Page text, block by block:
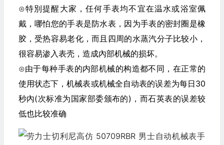
⊙特別提醒大家，任何手表均不宜在温水或浴室佩
戴，哪怕您的手表是防水表，因为手表的密封圈是橡
胶，受热容易老化，而且四周的水蒸汽分子比较小，
很容易渗入表壳，造成內部机械的损坏。
⊙由于每种手表的内部机械的构造都不同，在正常的
使用状态下，机械表或机械全自动表的误差为每日30
秒內(次标准为国家部委颁布的)，而石英表的误差较
低也比较准确